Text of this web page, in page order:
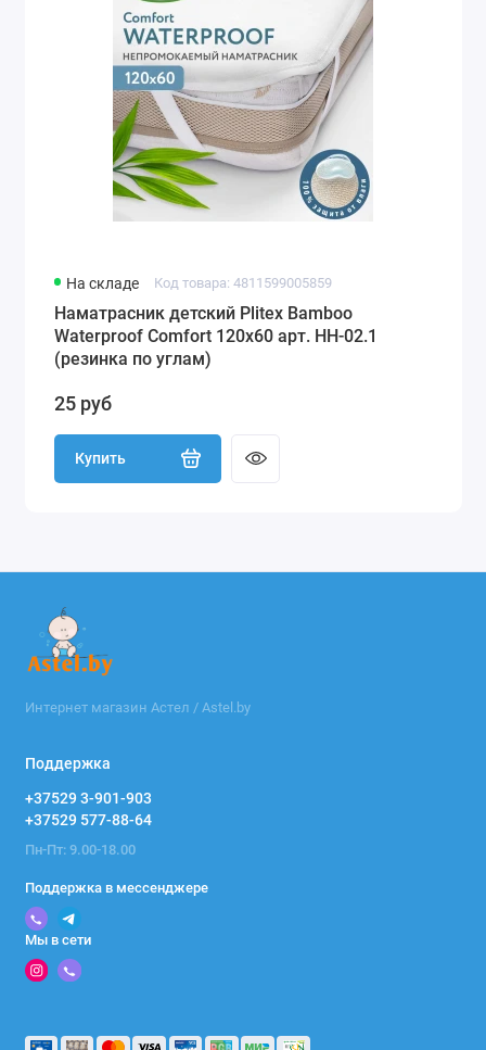
На складе Код товара: 4811599005859
Наматрасник детский Plitex Bamboo
Waterproof Comfort 120х60 арт. НН-02.1
(резинка по углам)
25 руб
Купить
Интернет магазин Астел / Astel.by
Поддержка
+37529 3-901-903
+37529 577-88-64
Пн-Пт: 9.00-18.00
Поддержка в мессенджере
Мы в сети